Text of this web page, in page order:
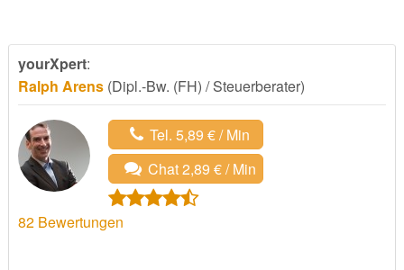
yourXpert:
Ralph Arens(Dipl.-Bw. (FH) / Steuerberater)
Tel. 5,89 € / Min
Chat 2,89 € / Min
82Bewertungen